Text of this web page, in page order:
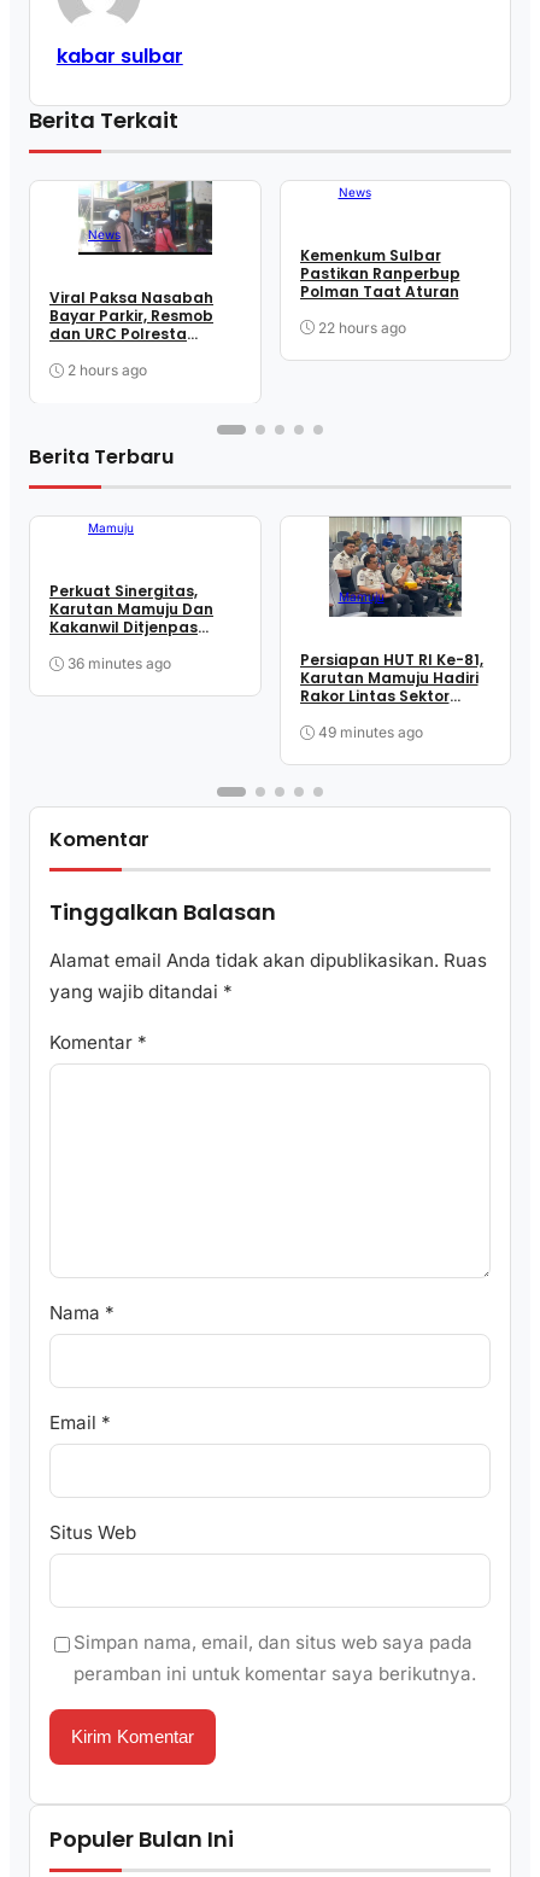
kabar sulbar
Berita Terkait
News
Viral Paksa Nasabah
Bayar Parkir, Resmob
dan URC Polresta
Juru Parkir
2 hours ago
News
Kemenkum Sulbar
Pastikan Ranperbup
Polman Taat Aturan
22 hours ago
Berita Terbaru
Mamuju
Perkuat Sinergitas,
Karutan Mamuju Dan
Kakanwil Ditjenpas
Mamuju
36 minutes ago
Mamuju
Persiapan HUT RI Ke-81,
Karutan Mamuju Hadiri
Rakor Lintas Sektor
Sulbar
49 minutes ago
Komentar
Tinggalkan Balasan
Alamat email Anda tidak akan dipublikasikan. Ruas
yang wajib ditandai *
Komentar *
Nama *
Email *
Situs Web
Simpan nama, email, dan situs web saya pada
peramban ini untuk komentar saya berikutnya.
Populer Bulan Ini